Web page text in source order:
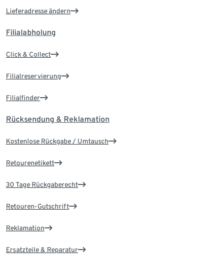
Lieferadresse ändern
Filialabholung
Click & Collect
Filialreservierung
Filialfinder
Rücksendung & Reklamation
Kostenlose Rückgabe / Umtausch
Retourenetikett
30 Tage Rückgaberecht
Retouren-Gutschrift
Reklamation
Ersatzteile & Reparatur